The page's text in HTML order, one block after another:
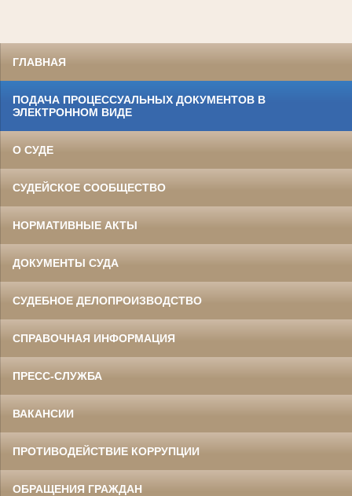
ГЛАВНАЯ
ПОДАЧА ПРОЦЕССУАЛЬНЫХ ДОКУМЕНТОВ В
ЭЛЕКТРОННОМ ВИДЕ
О СУДЕ
СУДЕЙСКОЕ СООБЩЕСТВО
НОРМАТИВНЫЕ АКТЫ
ДОКУМЕНТЫ СУДА
СУДЕБНОЕ ДЕЛОПРОИЗВОДСТВО
СПРАВОЧНАЯ ИНФОРМАЦИЯ
ПРЕСС-СЛУЖБА
ВАКАНСИИ
ПРОТИВОДЕЙСТВИЕ КОРРУПЦИИ
ОБРАЩЕНИЯ ГРАЖДАН